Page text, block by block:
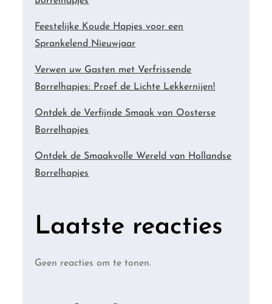
Feestelijke Koude Hapjes voor een
Sprankelend Nieuwjaar
Verwen uw Gasten met Verfrissende
Borrelhapjes: Proef de Lichte Lekkernijen!
Ontdek de Verfijnde Smaak van Oosterse
Borrelhapjes
Ontdek de Smaakvolle Wereld van Hollandse
Borrelhapjes
Laatste reacties
Geen reacties om te tonen.